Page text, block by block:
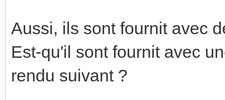
Aussi, ils sont fournit avec
Est-qu'il sont fournit avec
rendu suivant ?